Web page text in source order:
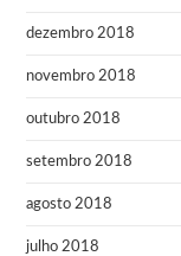
dezembro 2018
novembro 2018
outubro 2018
setembro 2018
agosto 2018
julho 2018